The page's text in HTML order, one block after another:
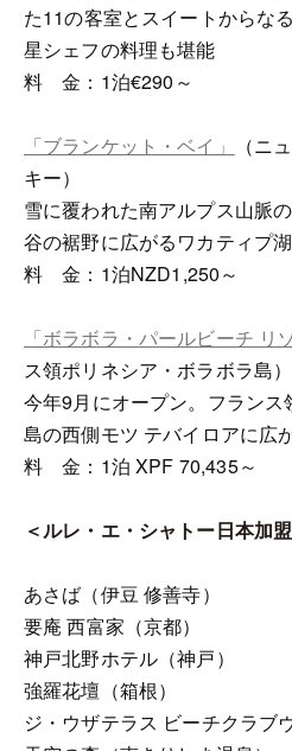
た11の客室とスイートからな
星シェフの料理も堪能
料 金：1泊€290～
「ブランケット・ベイ」
（ニ
キー）
雪に覆われた南アルプス山脈
谷の裾野に広がるワカティプ
料 金：1泊NZD1,250～
「ボラボラ・パールビーチ リ
ス領ポリネシア・ボラボラ島）
今年9月にオープン。フラン
島の西側モツ テバイロアに広
料 金：1泊 XPF 70,435～
＜ルレ・エ・シャトー日本加
あさば（伊豆 修善寺）
要庵 西富家（京都）
神戸北野ホテル（神戸）
強羅花壇（箱根）
ジ・ウザテラス ビーチクラブ